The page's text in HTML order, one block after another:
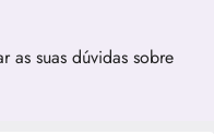
as suas dúvidas sobre